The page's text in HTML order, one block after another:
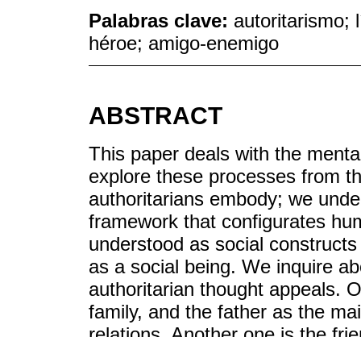
Palabras clave: autoritarismo;
héroe; amigo-enemigo
ABSTRACT
This paper deals with the
explore these processes from
authoritarians embody; we
framework that configurates
understood as social
as a social being. We inquire
authoritarian thought appeals.
family, and the father as the